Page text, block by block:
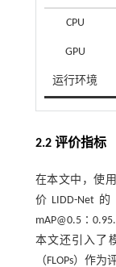
CPU
GPU
运行环境
2.2 评价指标
在本文中，使
价LIDD-Net
本文还引入了
（FLOPs）作为